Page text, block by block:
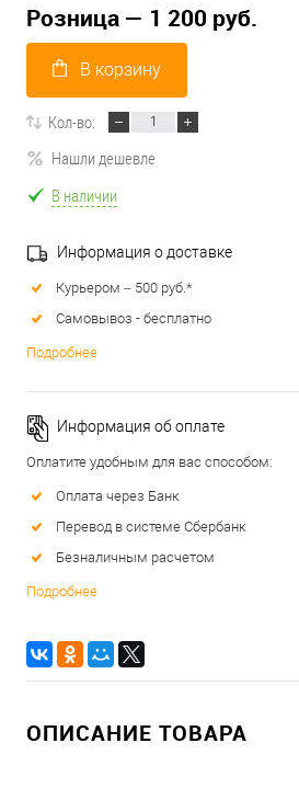
Розница — 1 200 руб.
В корзину
Кол-во:
Нашли дешевле
В наличии
Информация о доставке
Курьером – 500 руб.*
Самовывоз - бесплатно
Подробнее
Информация об оплате
Оплатите удобным для вас способом:
Оплата через Банк
Перевод в системе Сбербанк
Безналичным расчетом
Подробнее
ОПИСАНИЕ ТОВАРА